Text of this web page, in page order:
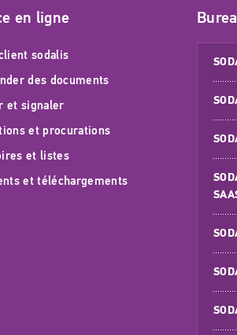
en ligne
sodalis
des documents
et signaler
et procurations
et listes
et téléchargements